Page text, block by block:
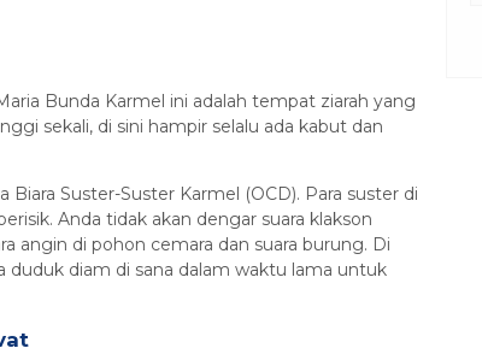
Bunda Karmel ini adalah tempat ziarah yang
sekali, di sini hampir selalu ada kabut dan
Suster-Suster Karmel (OCD). Para suster di
Anda tidak akan dengar suara klakson
angin di pohon cemara dan suara burung. Di
duduk diam di sana dalam waktu lama untuk